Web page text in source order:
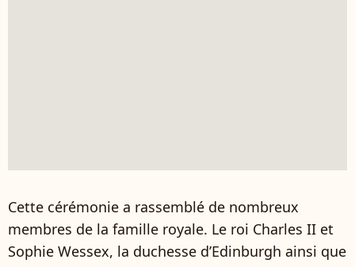
Cette cérémonie a rassemblé de nombreux
membres de la famille royale. Le roi Charles II et
Sophie Wessex, la duchesse d’Edinburgh ainsi que